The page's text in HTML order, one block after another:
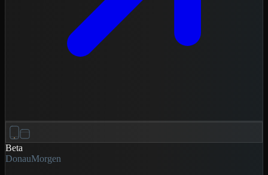
Beta
DonauMorgen